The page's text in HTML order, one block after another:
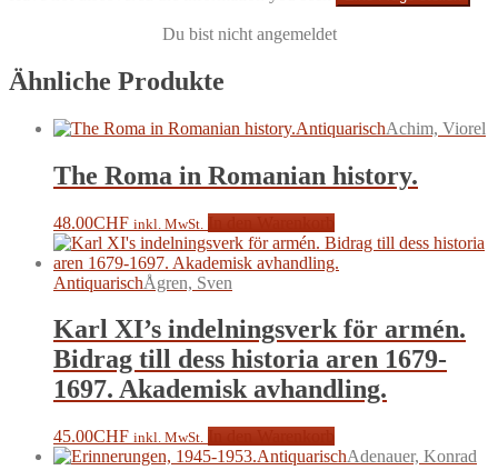
Du bist nicht angemeldet
Ähnliche Produkte
AntiquarischAchim, Viorel
The Roma in Romanian history.
48.00CHF inkl. MwSt.
AntiquarischÅgren, Sven
Karl XI’s indelningsverk för armén.
Bidrag till dess historia aren 1679-
1697. Akademisk avhandling.
45.00CHF inkl. MwSt.
AntiquarischAdenauer, Konrad